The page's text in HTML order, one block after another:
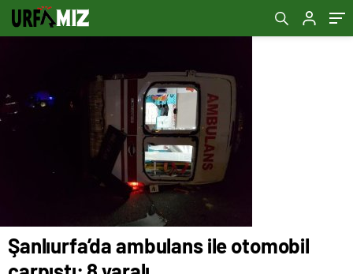
Şanlıurfa’da ambulans ile otomobil